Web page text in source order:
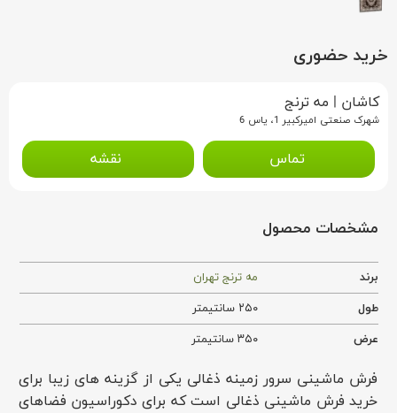
خرید حضوری
کاشان | مه ترنج
شهرک صنعتی امیرکبیر 1، یاس 6
تماس نقشه
مشخصات محصول
برند
مه ترنج تهران
طول
۲۵۰ سانتیمتر
عرض
۳۵۰ سانتیمتر
فرش ماشینی سرور زمینه ذغالی یکی از گزینه های زیبا برای
خرید فرش ماشینی ذغالی است که برای دکوراسیون فضاهای